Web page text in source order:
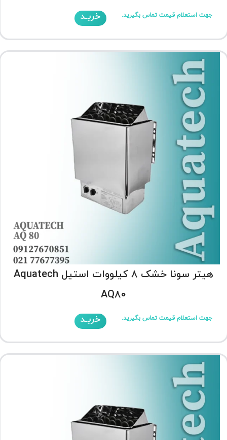
جهت استعلام قیمت تماس بگیرید. خریـد
هیتر سونا خشک 8 کیلووات استیل Aquatech
AQ80
جهت استعلام قیمت تماس بگیرید. خریـد